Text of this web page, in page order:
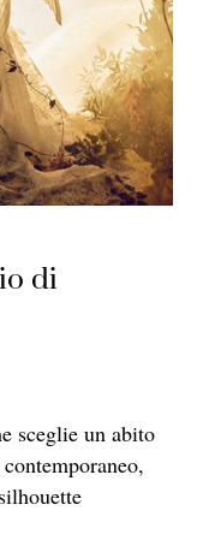
di
sceglie un abito